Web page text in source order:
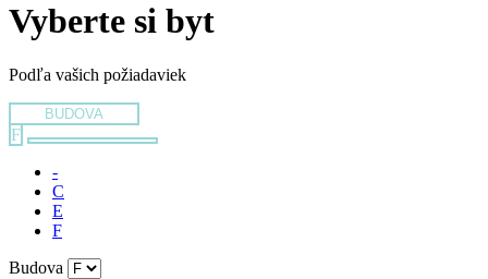
Vyberte si byt
Podľa vašich požiadaviek
BUDOVA
F
-
C
E
F
Budova